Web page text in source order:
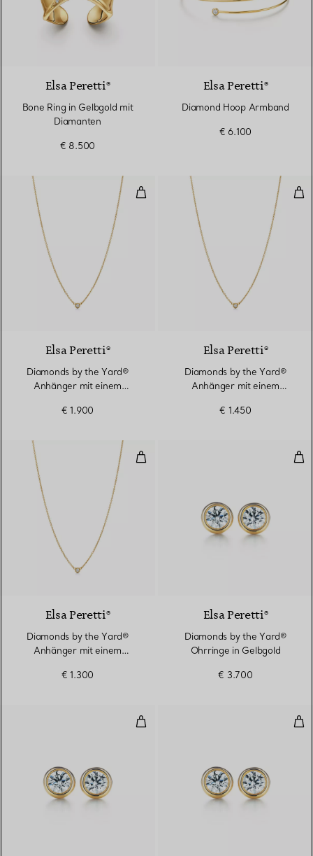
Elsa Peretti®
Bone Ring in Gelbgold mit
Diamanten
€ 8.500
Elsa Peretti®
Diamond Hoop Armband
€ 6.100
Diamonds by the Yard®
2 Materialien
Elsa Peretti®
Diamonds by the Yard®
Anhänger mit einem
€ 1.900
Elsa Peretti®
Diamonds by the Yard®
Anhänger mit einem
€ 1.450
Diamonds by the Yard®
Elsa Peretti®
Diamonds by the Yard®
Anhänger mit einem
€ 1.300
Elsa Peretti®
Diamonds by the Yard®
Ohrringe in Gelbgold
€ 3.700
Diamonds by the Yard®